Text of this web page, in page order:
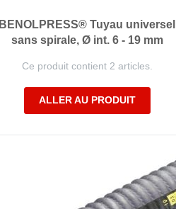
BENOLPRESS® Tuyau universel
sans spirale, Ø int. 6 - 19 mm
Ce produit contient 2 articles.
ALLER AU PRODUIT